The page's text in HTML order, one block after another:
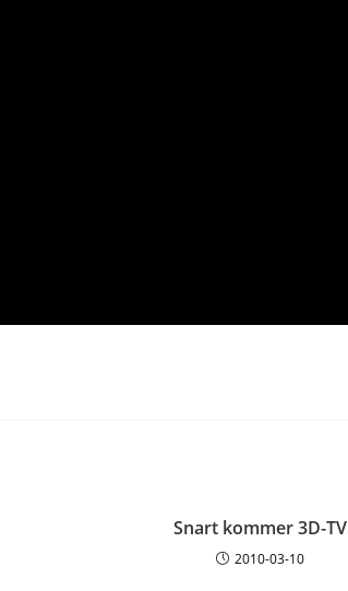
Snart kommer 3D-TV
2010-03-10